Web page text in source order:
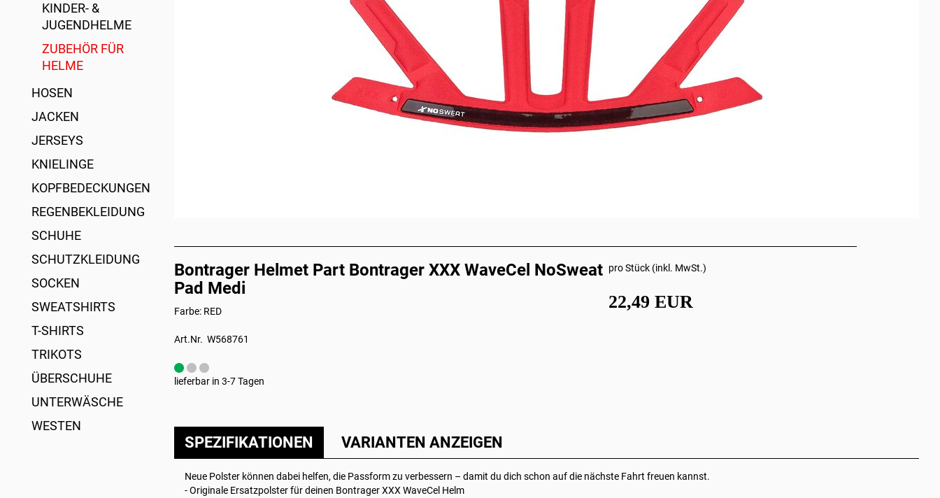
KINDER- &
JUGENDHELME
ZUBEHÖR FÜR
HELME
HOSEN
JACKEN
JERSEYS
KNIELINGE
KOPFBEDECKUNGEN
REGENBEKLEIDUNG
SCHUHE
SCHUTZKLEIDUNG
SOCKEN
SWEATSHIRTS
T-SHIRTS
TRIKOTS
ÜBERSCHUHE
UNTERWÄSCHE
WESTEN
Bontrager Helmet Part Bontrager XXX WaveCel NoSweat
Pad Medi
Farbe: RED
Art.Nr. W568761
lieferbar in 3-7 Tagen
pro Stück (inkl. MwSt.)
22,49 EUR
SPEZIFIKATIONEN VARIANTEN ANZEIGEN
Neue Polster können dabei helfen, die Passform zu verbessern – damit du dich schon auf die nächste Fahrt freuen kannst.
- Originale Ersatzpolster für deinen Bontrager XXX WaveCel Helm